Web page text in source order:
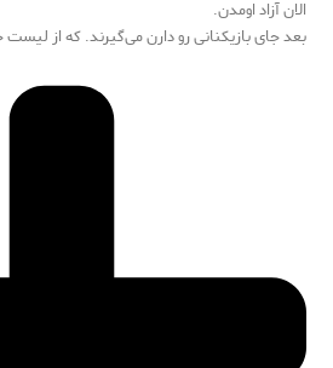
الان آزاد اومدن.
بعد جای بازیکنانی رو دارن می‌گیرند. که از